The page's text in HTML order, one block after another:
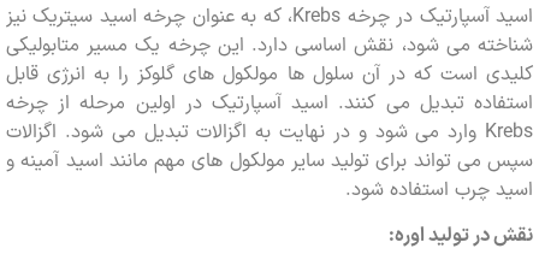
اسید آسپارتیک در چرخه Krebs، که به عنوان چرخه اسید سیتریک نیز
می شود، نقش اساسی دارد. این چرخه یک مسیر متابولیکی
است که در آن سلول ها مولکول های گلوکز را به انرژی قابل
تبدیل می کنند. اسید آسپارتیک در اولین مرحله از چرخه
Krebs وارد می شود و در نهایت به اگزالات تبدیل می شود. اگزالات
تواند برای تولید سایر مولکول های مهم مانند اسید آمینه و
چرب استفاده شود.
تولید اوره: